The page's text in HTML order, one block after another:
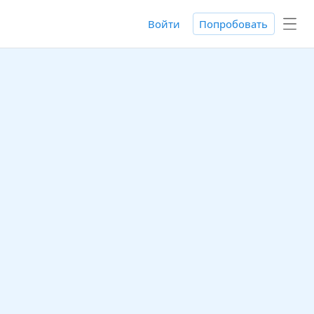
Войти Попробовать